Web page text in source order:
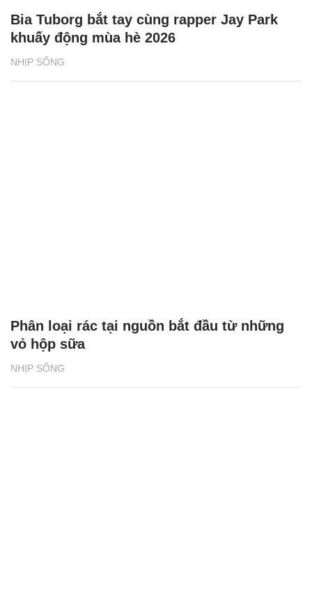
NHỊP SỐNG
Bia Tuborg bắt tay cùng rapper Jay Park
khuấy động mùa hè 2026
NHỊP SỐNG
Phân loại rác tại nguồn bắt đầu từ những
vỏ hộp sữa